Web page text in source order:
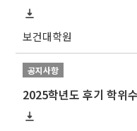
보건대학원
공지사항